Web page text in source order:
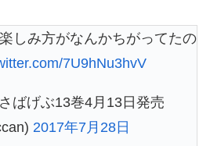
しみ方がなんかちがってたの
7U9hNu3hvV
ばげぶ13巻4月13日発売
2017年7月28日